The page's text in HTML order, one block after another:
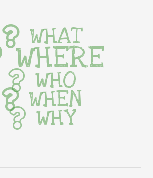
WHAT
WHERE
WHO
WHEN
WHY